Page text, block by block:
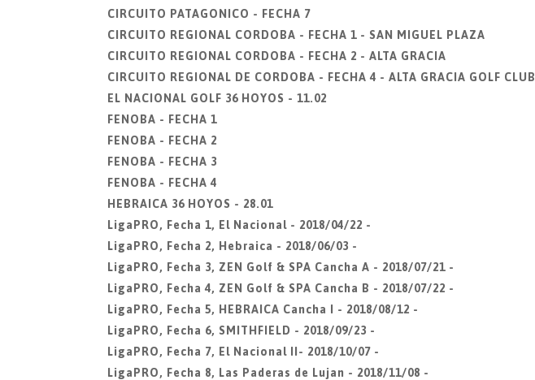
CIRCUITO PATAGONICO - FECHA 7
CIRCUITO REGIONAL CORDOBA - FECHA 1 - SAN MIGUEL PLAZA
CIRCUITO REGIONAL CORDOBA - FECHA 2 - ALTA GRACIA
CIRCUITO REGIONAL DE CORDOBA - FECHA 4 - ALTA GRACIA GOLF CLUB
EL NACIONAL GOLF 36 HOYOS - 11.02
FENOBA - FECHA 1
FENOBA - FECHA 2
FENOBA - FECHA 3
FENOBA - FECHA 4
HEBRAICA 36 HOYOS - 28.01
LigaPRO, Fecha 1, El Nacional - 2018/04/22 -
LigaPRO, Fecha 2, Hebraica - 2018/06/03 -
LigaPRO, Fecha 3, ZEN Golf & SPA Cancha A - 2018/07/21 -
LigaPRO, Fecha 4, ZEN Golf & SPA Cancha B - 2018/07/22 -
LigaPRO, Fecha 5, HEBRAICA Cancha I - 2018/08/12 -
LigaPRO, Fecha 6, SMITHFIELD - 2018/09/23 -
LigaPRO, Fecha 7, El Nacional II- 2018/10/07 -
LigaPRO, Fecha 8, Las Paderas de Lujan - 2018/11/08 -